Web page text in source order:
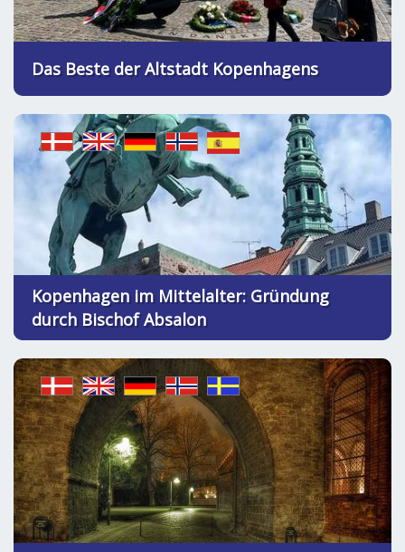
Das Beste der Altstadt Kopenhagens
Kopenhagen im Mittelalter: Gründung
durch Bischof Absalon